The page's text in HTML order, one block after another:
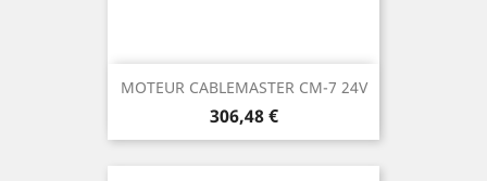
MOTEUR CABLEMASTER CM-7 24V
Prix
306,48 €